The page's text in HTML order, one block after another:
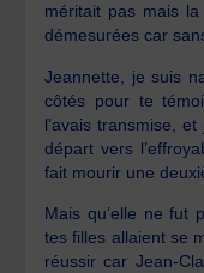
méritait pas mais
démesurées car
Jeannette, je suis
côtés pour te
l’avais transmise,
départ vers
fait mourir une
Mais qu’elle ne fut
tes filles allaient se
réussir car Jean-